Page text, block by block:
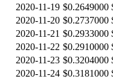
2020-11-19 $0.2649000
2020-11-20 $0.2737000
2020-11-21 $0.2933000
2020-11-22 $0.2910000
2020-11-23 $0.3204000
2020-11-24 $0.3181000